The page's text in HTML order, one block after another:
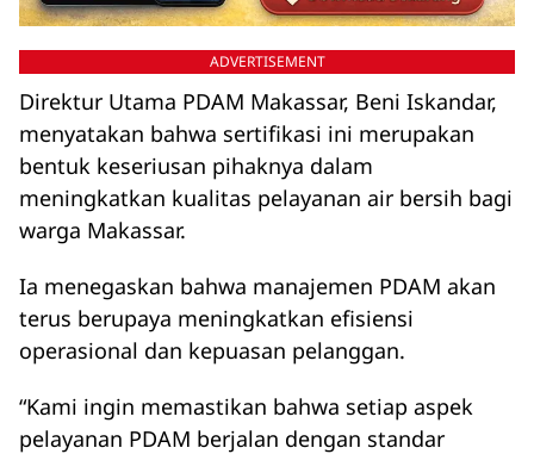
ADVERTISEMENT
Direktur Utama PDAM Makassar, Beni Iskandar,
menyatakan bahwa sertifikasi ini merupakan
bentuk keseriusan pihaknya dalam
meningkatkan kualitas pelayanan air bersih bagi
warga Makassar.
Ia menegaskan bahwa manajemen PDAM akan
terus berupaya meningkatkan efisiensi
operasional dan kepuasan pelanggan.
“Kami ingin memastikan bahwa setiap aspek
pelayanan PDAM berjalan dengan standar